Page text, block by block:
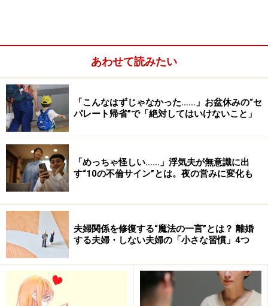
作ってあげる
夫婦仲の改善対策3：自分についても振り返る
夫婦仲の改善対策1：「1人になりたい」と
言われた原因を考える
◆「一人になりたい」＝「離婚したい」
だと仮定すると、真っ先に「浮気」を疑う方がいらっし
ゃいます。そうなると、とにかく自分は被害者モードで
「相手の女が悪い」、「よそ見をするだんな様が悪い」
と自分以外に責任を転嫁しがちです。しかし、それは誤
りです。
浮気には必ず原因があり、その原因は家の中、あるいは
あわせて読みたい
「こんなはずじゃなかった……」お盆休みの“セ
パレート帰省”で「絶対してはいけないこと」
「めっちゃ怪しい……」浮気夫が無意識に出
す“10の不倫サイン”とは。夜の営みに変化も
夫婦関係を修復する“魔法の一言”とは？ 離婚
する夫婦・しない夫婦の「小さな習慣」4つ